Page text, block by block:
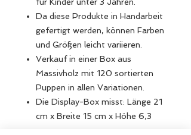
Da diese Produkte in Handarbeit
gefertigt werden, können Farben
und Größen leicht variieren.
Verkauf in einer Box aus
Massivholz mit 120 sortierten
Puppen in allen Variationen.
Die Display-Box misst: Länge 21
cm x Breite 15 cm x Höhe 6,3